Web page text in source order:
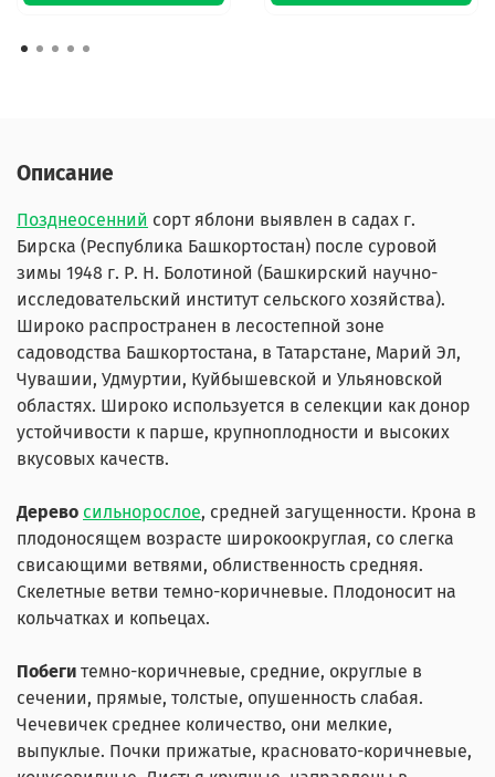
Описание
Позднеосенний сорт яблони выявлен в садах г.
Бирска (Республика Башкортостан) после суровой
зимы 1948 г. Р. Н. Болотиной (Башкирский научно-
исследовательский институт сельского хозяйства).
Широко распространен в лесостепной зоне
садоводства Башкортостана, в Татарстане, Марий Эл,
Чувашии, Удмуртии, Куйбышевской и Ульяновской
областях. Широко используется в селекции как донор
устойчивости к парше, крупноплодности и высоких
вкусовых качеств.
Дерево сильнорослое, средней загущенности. Крона в
плодоносящем возрасте широкоокруглая, со слегка
свисающими ветвями, облиственность средняя.
Скелетные ветви темно-коричневые. Плодоносит на
кольчатках и копьецах.
Побеги темно-коричневые, средние, округлые в
сечении, прямые, толстые, опушенность слабая.
Чечевичек среднее количество, они мелкие,
выпуклые. Почки прижатые, красновато-коричневые,